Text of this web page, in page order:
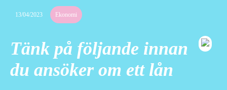
13/04/2023 Ekonomi
Tänk på följande innan
du ansöker om ett lån